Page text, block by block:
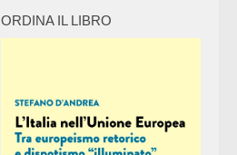
ORDINA IL LIBRO